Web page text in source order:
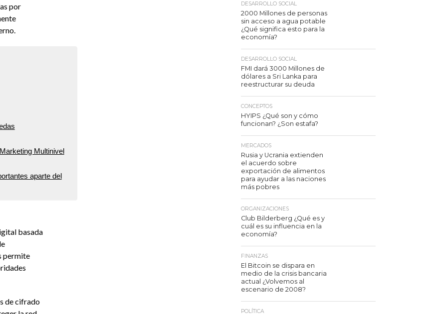
por
Multinivel
aparte del
basada
permite
de cifrado
DESARROLLO SOCIAL
2000 Millones de personas
sin acceso a agua potable
¿Qué significa esto para la
economía?
DESARROLLO SOCIAL
FMI dará 3000 Millones de
dólares a Sri Lanka para
reestructurar su deuda
CONCEPTOS
HYIPS ¿Qué son y cómo
funcionan? ¿Son estafa?
MERCADOS
Rusia y Ucrania extienden
el acuerdo sobre
exportación de alimentos
para ayudar a las naciones
más pobres
ORGANIZACIONES
Club Bilderberg ¿Qué es y
cuál es su influencia en la
economía?
FINANZAS
El Bitcoin se dispara en
medio de la crisis bancaria
actual ¿Volvemos al
escenario de 2008?
POLÍTICA